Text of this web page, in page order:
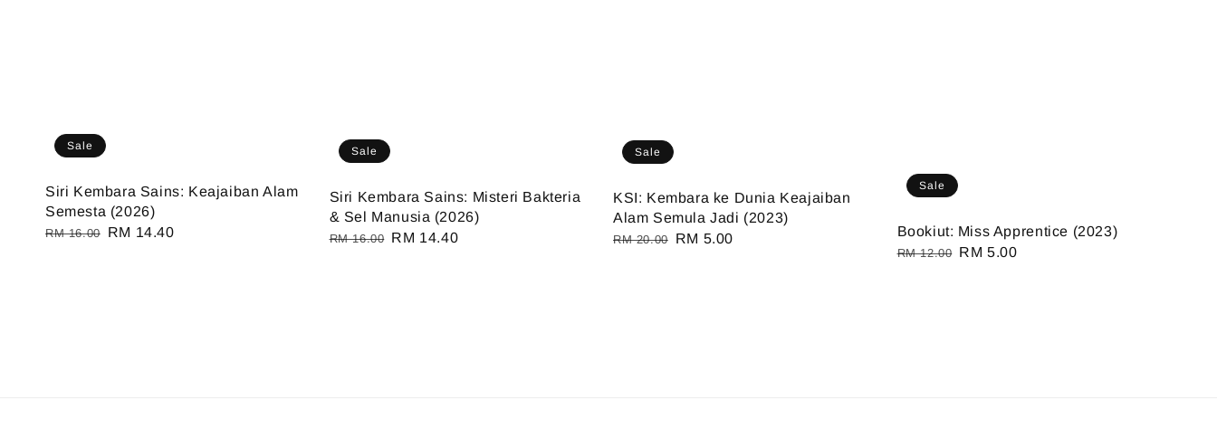
Sale
Siri Kembara Sains: Keajaiban Alam
Semesta (2026)
Regular
RM 16.00
Sale
RM 14.40
Sale
Siri Kembara Sains: Misteri Bakteria
& Sel Manusia (2026)
Regular
RM 16.00 Sale
RM 14.40
Sale
KSI: Kembara ke Dunia Keajaiban
Alam Semula Jadi (2023)
Regular
RM 20.00
Sale
RM 5.00
Sale
Bookiut: Miss Apprentice (2023)
Regular
RM 12.00 Sale
RM 5.00